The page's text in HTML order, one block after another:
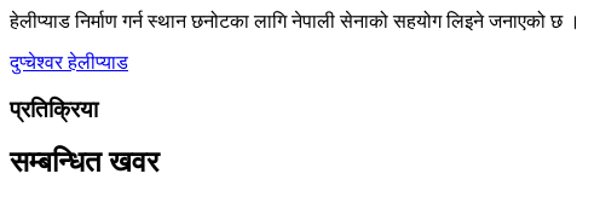
हेलीप्याड निर्माण गर्न स्थान छनोटका लागि नेपाली सेनाको सहयोग लिइने जनाएको छ ।
दुप्चेश्वरहेलीप्याड
प्रतिक्रिया
सम्बन्धित खवर